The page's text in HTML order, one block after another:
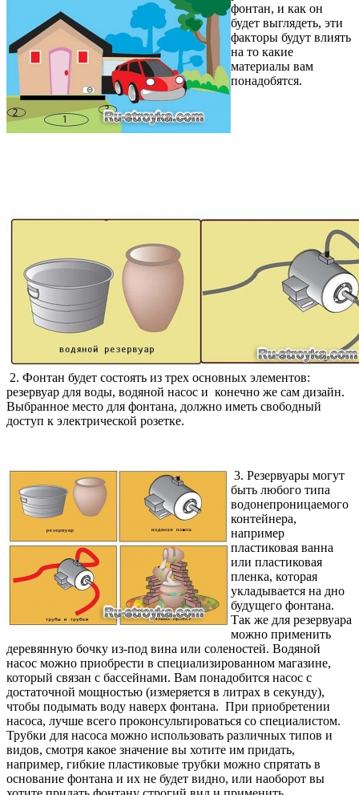
фонтан, и как он
будет выглядеть, эти
факторы будут влиять
на то какие
материалы вам
понадобятся.
2. Фонтан будет состоять из трех основных элементов:
резервуар для воды, водяной насос и конечно же сам дизайн.
Выбранное место для фонтана, должно иметь свободный
доступ к электрической розетке.
3. Резервуары могут
быть любого типа
водонепроницаемого
контейнера,
например
пластиковая ванна
или пластиковая
пленка, которая
укладывается на дно
будущего фонтана.
Так же для резервуара
можно применить
деревянную бочку из-под вина или соленостей. Водяной
насос можно приобрести в специализированном магазине,
который связан с бассейнами. Вам понадобится насос с
достаточной мощностью (измеряется в литрах в секунду),
чтобы подымать воду наверх фонтана. При приобретении
насоса, лучше всего проконсультироваться со специалистом.
Трубки для насоса можно использовать различных типов и
видов, смотря какое значение вы хотите им придать,
например, гибкие пластиковые трубки можно спрятать в
основание фонтана и их не будет видно, или наоборот вы